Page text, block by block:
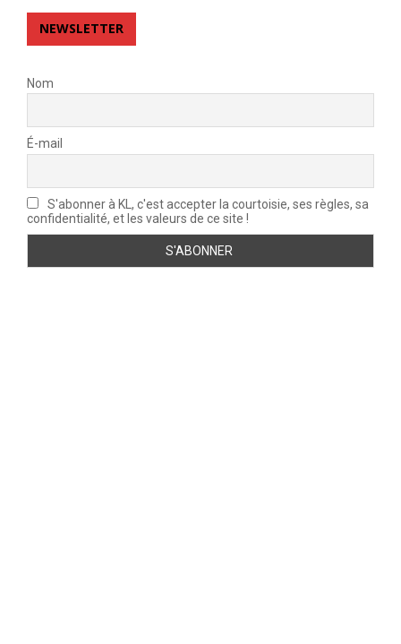
NEWSLETTER
Nom
É-mail
S'abonner à KL, c'est accepter la courtoisie, ses règles, sa
confidentialité, et les valeurs de ce site !